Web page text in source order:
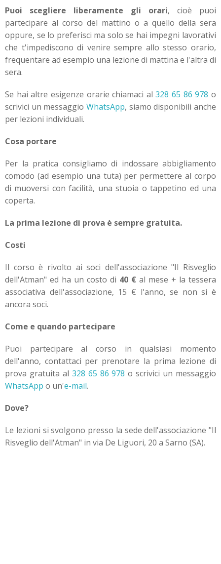
Puoi scegliere liberamente gli orari, cioè puoi
partecipare al corso del mattino o a quello della sera
oppure, se lo preferisci ma solo se hai impegni lavorativi
che t'impediscono di venire sempre allo stesso orario,
frequentare ad esempio una lezione di mattina e l'altra di
sera.
Se hai altre esigenze orarie chiamaci al328 65 86 978 o
scrivici un messaggio WhatsApp, siamo disponibili anche
per lezioni individuali.
Cosa portare
Per la pratica consigliamo di indossare abbigliamento
comodo (ad esempio una tuta) per permettere al corpo
di muoversi con facilità, una stuoia o tappetino ed una
coperta.
La prima lezione di prova è sempre gratuita.
Costi
Il corso è rivolto ai soci dell'associazione "Il Risveglio
dell'Atman" ed ha un costo di 40 € al mese + la tessera
associativa dell'associazione, 15 € l'anno, se non si è
ancora soci.
Come e quando partecipare
Puoi partecipare al corso in qualsiasi momento
dell'anno, contattaci per prenotare la prima lezione di
prova gratuita al 328 65 86 978 o scrivici un messaggio
WhatsApp o un'e-mail.
Dove?
Le lezioni si svolgono presso la sede dell'associazione "Il
Risveglio dell'Atman" in via De Liguori, 20 a Sarno (SA).